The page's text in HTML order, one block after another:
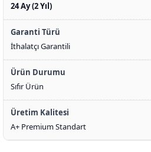
24 Ay (2 Yıl)
Garanti Türü
İthalatçı Garantili
Ürün Durumu
Sıfır Ürün
Üretim Kalitesi
A+ Premium Standart